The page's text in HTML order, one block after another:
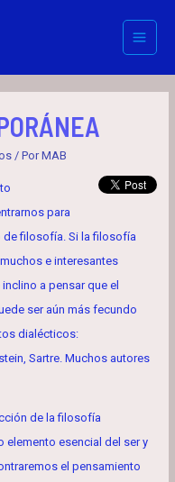
Main
/ PorMAB
para
de filosofía. Si la filosofía
e interesantes
a pensar que el
ser aún más fecundo
dialécticos:
Sartre. Muchos autores
de la filosofía
esencial del ser y
el pensamiento